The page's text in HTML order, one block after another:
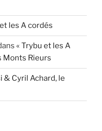
les A cordés
« Trybu et les A
Monts Rieurs
& Cyril Achard, le